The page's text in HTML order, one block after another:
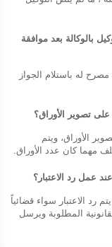
بالوكالة بعد موافقة
له باستلام الجواز
تصوير الأوراق؟
الأوراق، ويتم
عمل رد الاعتبار؟
رد الاعتبار سواء قضائياً
المطلوبة ويرسل